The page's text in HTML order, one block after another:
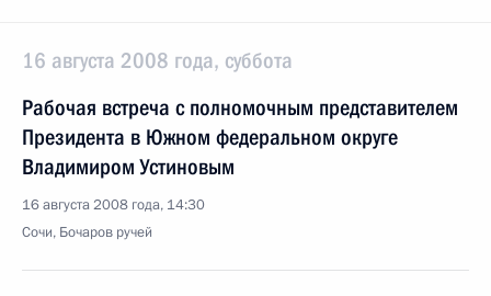
16 августа 2008 года, суббота
Рабочая встреча с полномочным представителем
Президента в Южном федеральном округе
Владимиром Устиновым
16 августа 2008 года, 14:30
Сочи, Бочаров ручей